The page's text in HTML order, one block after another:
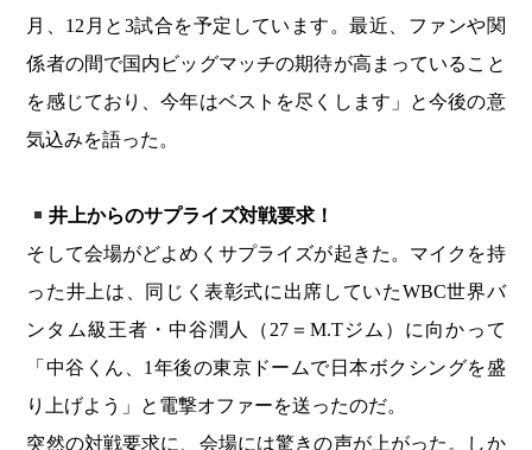
月、12月と3試合を予定しています。最近、ファンや関
係者の間で国内ビッグマッチの期待が高まっていること
を感じており、今年はベストを尽くします」と今後の意
気込みを語った。
井上からのサプライズ対戦要求！
そして会場がどよめくサプライズが起きた。マイクを持
った井上は、同じく表彰式に出席していたWBC世界バ
ンタム級王者・中谷潤人（27＝M.Tジム）に向かって
「中谷くん、1年後の東京ドームで日本ボクシングを盛
り上げよう」と電撃オファーを送ったのだ。
突然の対戦要求に、会場には驚きの声が上がった。しか